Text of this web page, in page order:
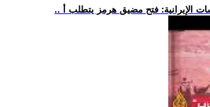
الإيرانية: فتح مضيق هرمز يتطلب أ